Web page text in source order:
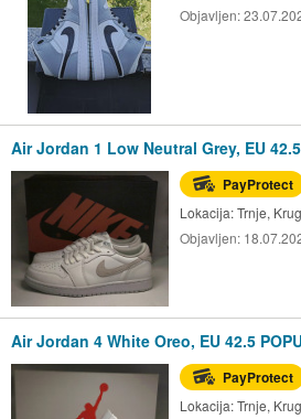
Objavljen:
Air Jordan 1 Low Neutral Grey, EU
PayProtect
Lokacija:Trnje,
Objavljen:
Air Jordan 4 White Oreo, EU 42.5
PayProtect
Lokacija:Trnje,